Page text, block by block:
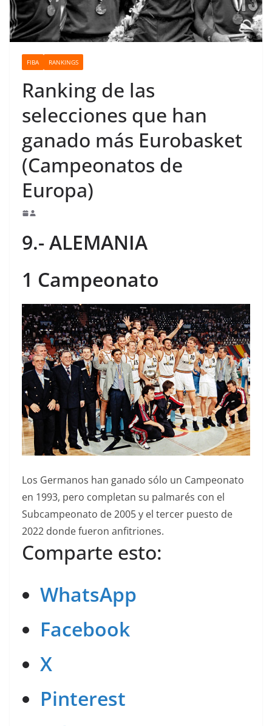
FIBA RANKINGS
Ranking de las
selecciones que han
ganado más Eurobasket
(Campeonatos de
Europa)
9.- ALEMANIA
1 Campeonato
Los Germanos han ganado sólo un Campeonato
en 1993, pero completan su palmarés con el
Subcampeonato de 2005 y el tercer puesto de
2022 donde fueron anfitriones.
Comparte esto:
WhatsApp
Facebook
X
Pinterest